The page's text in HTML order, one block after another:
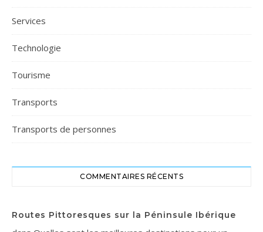
Services
Technologie
Tourisme
Transports
Transports de personnes
COMMENTAIRES RÉCENTS
Routes Pittoresques sur la Péninsule Ibérique